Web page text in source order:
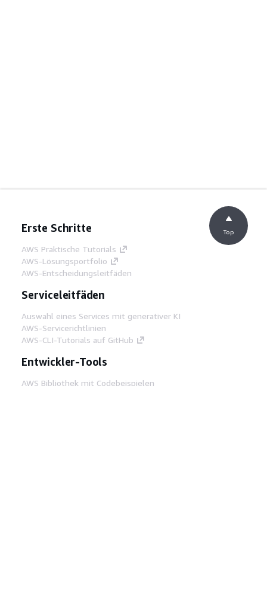
Erste Schritte
AWS Praktische Tutorials
AWS-Lösungsportfolio
AWS-Entscheidungsleitfäden
Serviceleitfäden
Auswahl eines Services mit generativer KI
AWS-Servicerichtlinien
AWS-CLI-Tutorials auf GitHub
Entwickler-Tools
AWS Bibliothek mit Codebeispielen
Top